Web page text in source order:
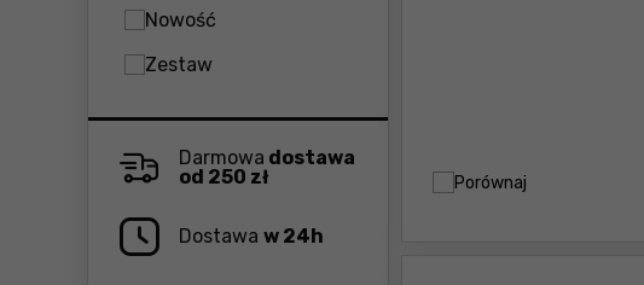
Nowość
Zestaw
Darmowa dostawa
od 250 zł
Dostawa w 24h
Porównaj